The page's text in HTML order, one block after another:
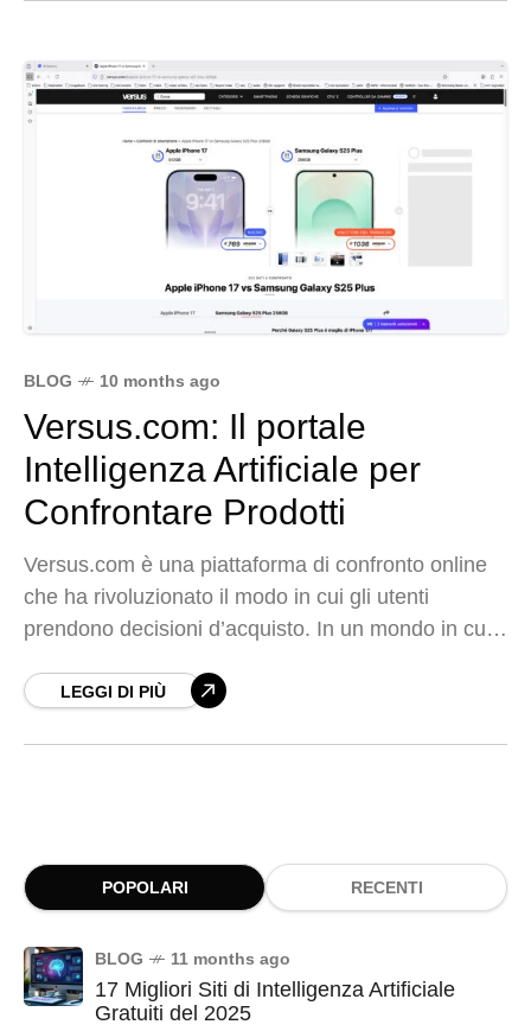
BLOG 10 months ago
Versus.com: Il portale
Intelligenza Artificiale per
Confrontare Prodotti
Versus.com è una piattaforma di confronto online
che ha rivoluzionato il modo in cui gli utenti
prendono decisioni d’acquisto. In un mondo in cui
LEGGI DI PIÙ
POPOLARI RECENTI
BLOG 11 months ago
17 Migliori Siti di Intelligenza Artificiale
Gratuiti del 2025